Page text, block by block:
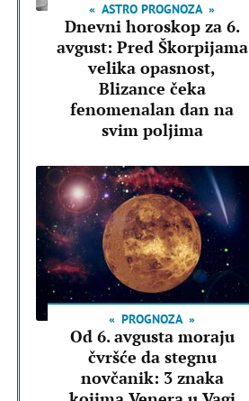
ASTRO PROGNOZA
Dnevni horoskop za 6.
avgust: Pred Škorpijama
velika opasnost,
Blizance čeka
fenomenalan dan na
svim poljima
PROGNOZA
Od 6. avgusta moraju
čvršće da stegnu
novčanik: 3 znaka